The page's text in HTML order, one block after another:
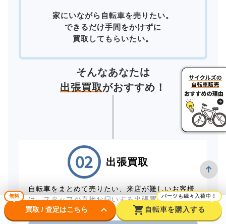
家にいながら自転車を売りたい。
できるだけ手間をかけずに
買取してもらいたい。
そんなあなたは
出張買取がおすすめ！
出張買取
自転車をまとめて売りたい、来店が難しいお客様
は、スタッフが直接お伺いする出張買取をご利用
ください。
無料
買取 / 査定はこちら keyboard_arrow_down shopping_cart
パーツも続々入荷中！
自転車を購入する